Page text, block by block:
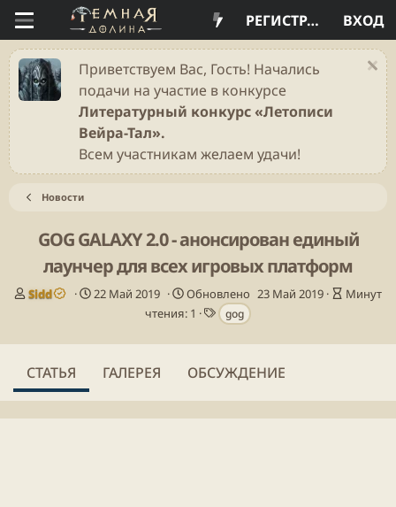
ВХОД
РЕГИСТРАЦИЯ
Приветствуем Вас, Гость! Начались
подачи на участие в конкурсе
Литературный конкурс «Летописи
Вейра-Тал».
Всем участникам желаем удачи!
Новости
GOG GALAXY 2.0 - анонсирован единый
лаунчер для всех игровых платформ
А
о
Sidd
Д
а
22 Май 2019 Обновлено 23 Май 2019
В
м
Минут
чтения: 1
Т
е
г
gog
СТАТЬЯ ГАЛЕРЕЯ ОБСУЖДЕНИЕ